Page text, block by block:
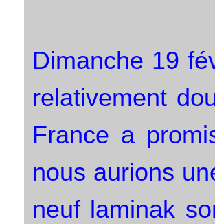
Dimanche 19
relativement
France a
nous aurions
neuf laminak